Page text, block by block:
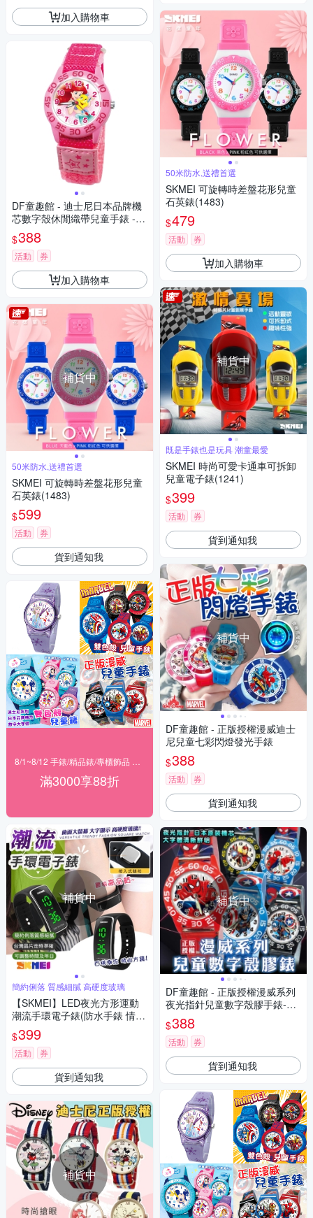
加入購物車
DF童趣館 - 迪士尼日本品牌機
芯數字殼休閒織帶兒童手錶 -
多款可選
$388
活動 券
加入購物車
補貨中
50米防水,送禮首選
SKMEI 可旋轉時差盤花形兒童
石英錶(1483)
$599
活動 券
貨到通知我
滿3000享88折
補貨中
簡約俐落 質感細膩 高硬度玻璃
【SKMEI】LED夜光方形運動
潮流手環電子錶(防水手錶 情侶
錶 大字手錶 學生錶 運動錶 簡
約手錶/1119BBK)
$399
活動 券
貨到通知我
補貨中
50米防水,送禮首選
SKMEI 可旋轉時差盤花形兒童
石英錶(1483)
$479
活動 券
加入購物車
補貨中
既是手錶也是玩具 潮童最愛
SKMEI 時尚可愛卡通車可拆卸
兒童電子錶(1241)
$399
活動 券
貨到通知我
補貨中
DF童趣館 - 正版授權漫威迪士
尼兒童七彩閃燈發光手錶
$388
活動 券
貨到通知我
補貨中
DF童趣館 - 正版授權漫威系列
夜光指針兒童數字殼膠手錶-共
5色
$388
活動 券
貨到通知我